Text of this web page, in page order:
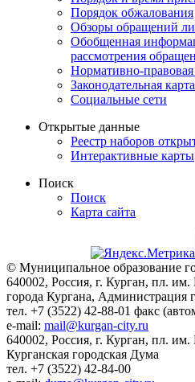
Порядок обжалования
Обзоры обращений
Обобщенная
рассмотрения
Нормативно-правовая
Законодательная карта
Социальные сети
Открытые данные
Реестр наборов
Интерактивные карты
Поиск
Поиск
Карта сайта
© Муниципальное образование
640002, Россия, г. Курган, пл.
города Кургана, Администрация
тел. +7 (3522) 42-88-01 факс
e-mail: mail@kurgan-city.ru
640002, Россия, г. Курган, пл.
Курганская городская Дума
тел. +7 (3522) 42-84-00